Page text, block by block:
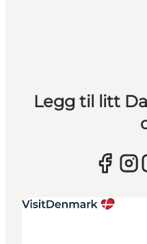
Legg til litt